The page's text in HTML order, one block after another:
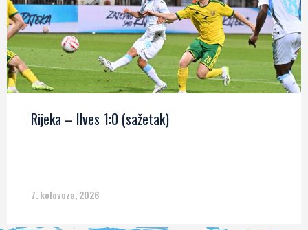
Rijeka – Ilves 1:0 (sažetak)
7. kolovoza, 2026